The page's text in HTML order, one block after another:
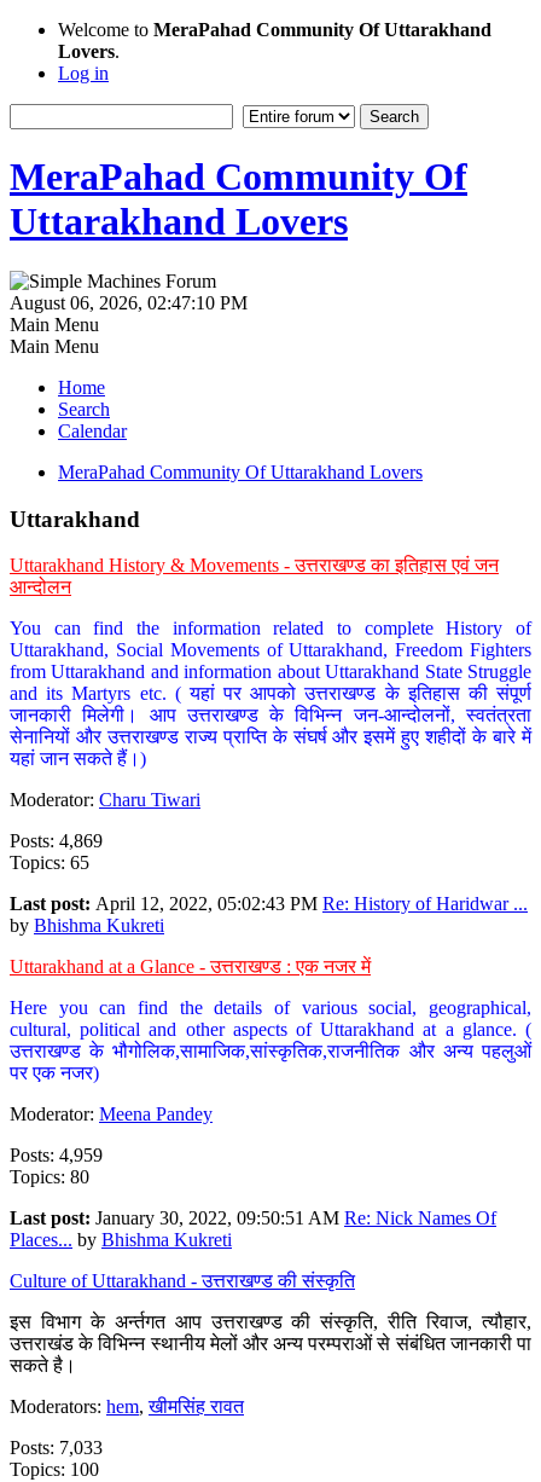
Welcome to MeraPahad Community Of Uttarakhand
Lovers.
Log in
MeraPahad Community Of
Uttarakhand Lovers
August 06, 2026, 02:47:10 PM
Main Menu
Main Menu
Home
Search
Calendar
MeraPahad Community Of Uttarakhand Lovers
Uttarakhand
Uttarakhand History & Movements - उत्तराखण्ड का इतिहास एवं जन
आन्दोलन
You can find the information related to complete History of
Uttarakhand, Social Movements of Uttarakhand, Freedom Fighters
from Uttarakhand and information about Uttarakhand State Struggle
and its Martyrs etc. ( यहां पर आपको उत्तराखण्ड के इतिहास की संपूर्ण
जानकारी मिलेगी। आप उत्तराखण्ड के विभिन्न जन-आन्दोलनों, स्वतंत्रता
सेनानियों और उत्तराखण्ड राज्य प्राप्ति के संघर्ष और इसमें हुए शहीदों के बारे में
यहां जान सकते हैं।)
Moderator: Charu Tiwari
Posts: 4,869
Topics: 65
Last post: April 12, 2022, 05:02:43 PM Re: History of Haridwar ...
by Bhishma Kukreti
Uttarakhand at a Glance - उत्तराखण्ड : एक नजर में
Here you can find the details of various social, geographical,
cultural, political and other aspects of Uttarakhand at a glance. (
उत्तराखण्ड के भौगोलिक,सामाजिक,सांस्कृतिक,राजनीतिक और अन्य पहलुओं
पर एक नजर)
Moderator: Meena Pandey
Posts: 4,959
Topics: 80
Last post: January 30, 2022, 09:50:51 AM Re: Nick Names Of
Places... by Bhishma Kukreti
Culture of Uttarakhand - उत्तराखण्ड की संस्कृति
इस विभाग के अर्न्तगत आप उत्तराखण्ड की संस्कृति, रीति रिवाज, त्यौहार,
उत्तराखंड के विभिन्न स्थानीय मेलों और अन्य परम्पराओं से संबंधित जानकारी पा
सकते है।
Moderators: hem,खीमसिंह रावत
Posts: 7,033
Topics: 100